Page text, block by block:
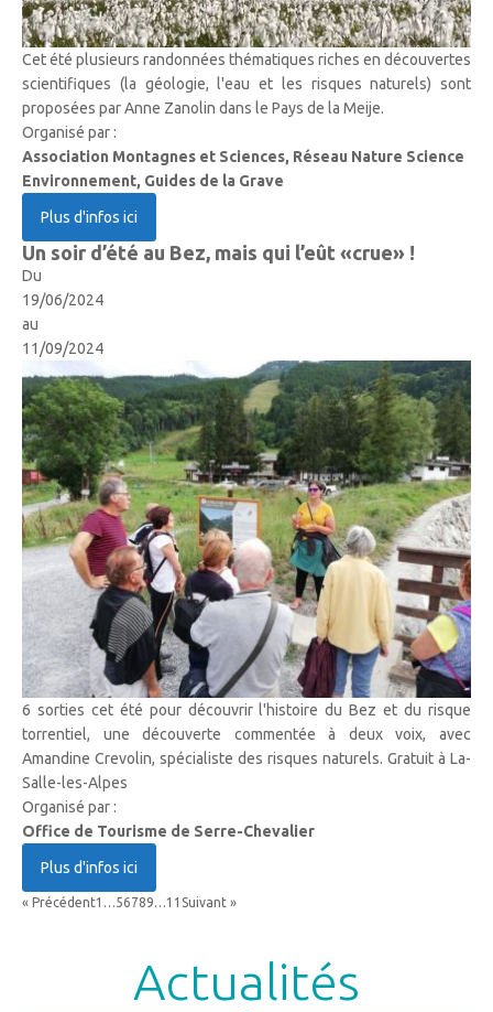
Cet été plusieurs randonnées thématiques riches en découvertes
scientifiques (la géologie, l'eau et les risques naturels) sont
proposées par Anne Zanolin dans le Pays de la Meije.
Organisé par :
Association Montagnes et Sciences, Réseau Nature Science
Environnement, Guides de la Grave
Plus d'infos ici
Un soir d’été au Bez, mais qui l’eût «crue» !
Du
19/06/2024
au
11/09/2024
6 sorties cet été pour découvrir l'histoire du Bez et du risque
torrentiel, une découverte commentée à deux voix, avec
Amandine Crevolin, spécialiste des risques naturels. Gratuit à La-
Salle-les-Alpes
Organisé par :
Office de Tourisme de Serre-Chevalier
Plus d'infos ici
« Précédent1 …56789…11 Suivant »
Actualités